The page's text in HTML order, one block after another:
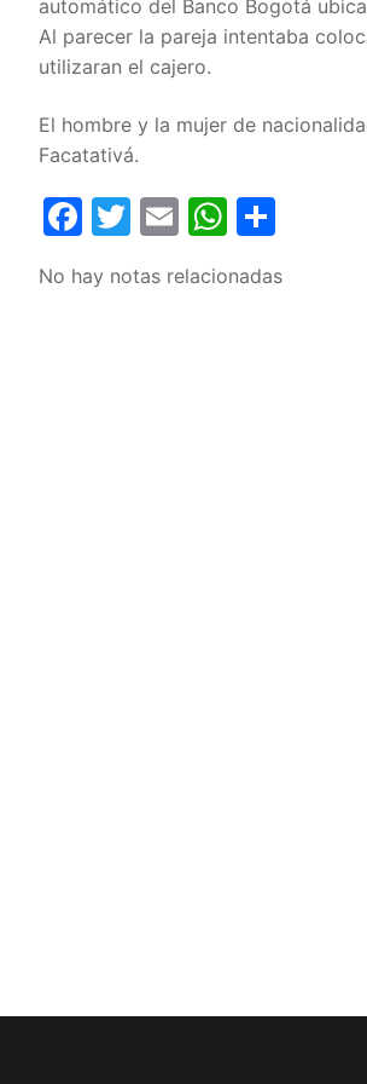
automático del Banco Bogotá
Al parecer la pareja intentaba
utilizaran el cajero.
El hombre y la mujer de
Facatativá.
Facebook
Twitter
Email
No hay notas relacionadas